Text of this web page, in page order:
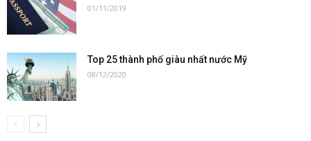
01/11/2019
Top 25 thành phố giàu nhất nước Mỹ
08/12/2020